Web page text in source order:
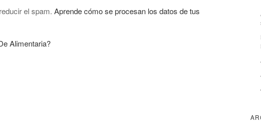
el spam. Aprende cómo se procesan los datos de tus
Alimentaria?